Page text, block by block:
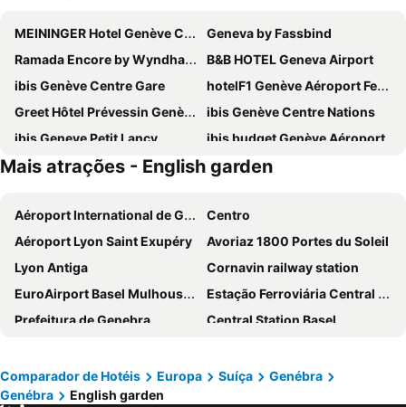
MEININGER Hotel Genève Centre Charmilles
Geneva by Fassbind
Ramada Encore by Wyndham Geneva
B&B HOTEL Geneva Airport
ibis Genève Centre Gare
hotelF1 Genève Aéroport Ferney
Greet Hôtel Prévessin Genève Aéroport
ibis Genève Centre Nations
ibis Geneve Petit Lancy
ibis budget Genève Aéroport
Ibis Styles Prévessin Genève Aéroport
Nash Suites Airport Hotel
Hotel Le Montbrillant
Tor Hotel Geneve
Premiere Classe Geneve - Saint Genis Pouilly
Novotel Suites Genève Aéroport
Kyriad Direct Annemasse - Genève
Holiday Inn Express Geneva Airport By Ihg
Novotel Genève Centre
ibis budget Geneve Petit Lancy
Ruby Claire Hotel Geneva by IHG
Nehô Suites Porte de Genève
ibis Genève Centre Lac
IntercityHotel Geneva
ibis Genève Aéroport
Mais atrações - English garden
Aéroport International de Genève - Geneva International Airport
Centro
Aéroport Lyon Saint Exupéry
Avoriaz 1800 Portes du Soleil
Lyon Antiga
Cornavin railway station
EuroAirport Basel Mulhouse Freiburg
Estação Ferroviária Central de Berna
Prefeitura de Genebra
Central Station Basel
Breuil-Cervinia
Prefeitura de Lucerna
Pâquis
Comparador de Hotéis Europa Suíça
Genébra
Genébra
English garden